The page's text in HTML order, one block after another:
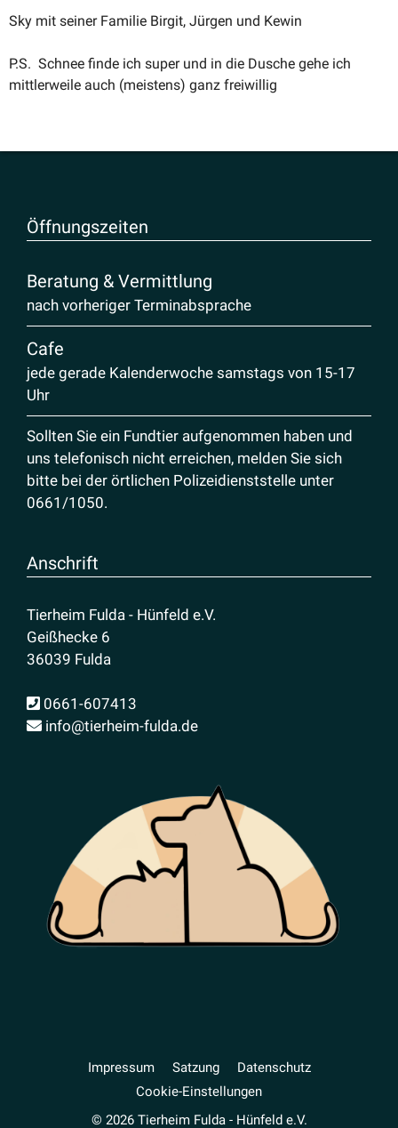
Sky mit seiner Familie Birgit, Jürgen und Kewin
P.S. Schnee finde ich super und in die Dusche gehe ich
mittler­weile auch (meistens) ganz freiwillig
Öffnungs­zeiten
Beratung & Vermittlung
nach vorheriger Terminabsprache
Cafe
jede gerade Kalenderwoche samstags von 15-17
Uhr
Sollten Sie ein Fundtier aufgenommen haben und
uns telefonisch nicht erreichen, melden Sie sich
bitte bei der örtlichen Polizeidienststelle unter
0661/1050.
Anschrift
Tierheim Fulda - Hünfeld e.V.
Geißhecke 6
36039 Fulda
0661-607413
info@tierheim-fulda.de
Impressum Satzung
Daten­schutz
Cookie-Einstellungen
© 2026 Tierheim Fulda - Hünfeld e.V.